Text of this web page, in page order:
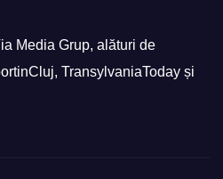
Media Grup, alături de
TransylvaniaToday și